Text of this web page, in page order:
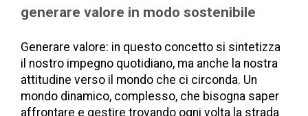
generare valore in modo sostenibile
Generare valore: in questo concetto si sintetizza
il nostro impegno quotidiano, ma anche la nostra
attitudine verso il mondo che ci circonda. Un
mondo dinamico, complesso, che bisogna saper
affrontare e gestire trovando ogni volta la strada